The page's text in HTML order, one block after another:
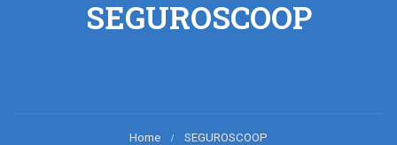
SEGUROSCOOP
Home SEGUROSCOOP